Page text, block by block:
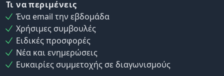
Τι να περιμένεις
Ένα email την εβδομάδα
Χρήσιμες συμβουλές
Ειδικές προσφορές
Νέα και ενημερώσεις
Ευκαιρίες συμμετοχής σε διαγωνισμούς